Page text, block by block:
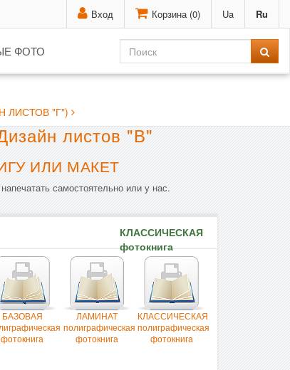
Вход Корзина (0) Ua Ru
ФОТО
ЛИСТОВ "Г")
листов "В"
ИЛИ МАКЕТ
самостоятельно или у нас.
КЛАССИЧЕСКАЯ
фотокнига
БАЗОВАЯ
фотокнига
ЛАМИНАТ
полиграфическая
фотокнига
КЛАССИЧЕСКАЯ
полиграфическая
фотокнига